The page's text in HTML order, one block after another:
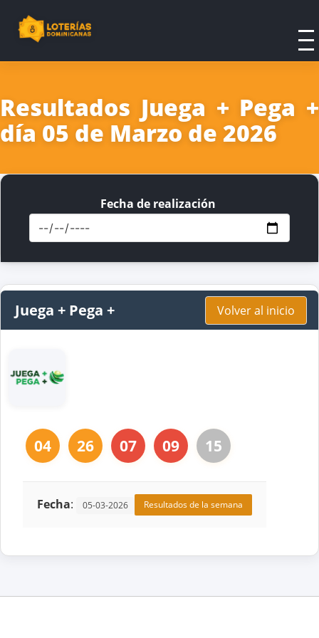
Resultados Juega + Pega +
día 05 de Marzo de 2026
Fecha de realización
Juega + Pega + Volver al inicio
04 26 07 09 15
Fecha: 05-03-2026 Resultados de la semana